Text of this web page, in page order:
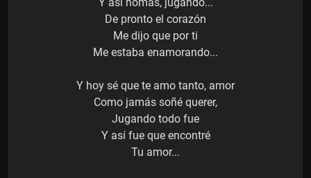
Y así nomás, jugando...
De pronto el corazón
Me dijo que por ti
Me estaba enamorando...
Y hoy sé que te amo tanto, amor
Como jamás soñé querer,
Jugando todo fue
Y así fue que encontré
Tu amor...